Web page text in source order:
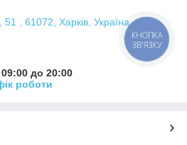
, 61072, Харків, Україна
до 20:00
роботи
КНОПКА
ЗВ'ЯЗКУ